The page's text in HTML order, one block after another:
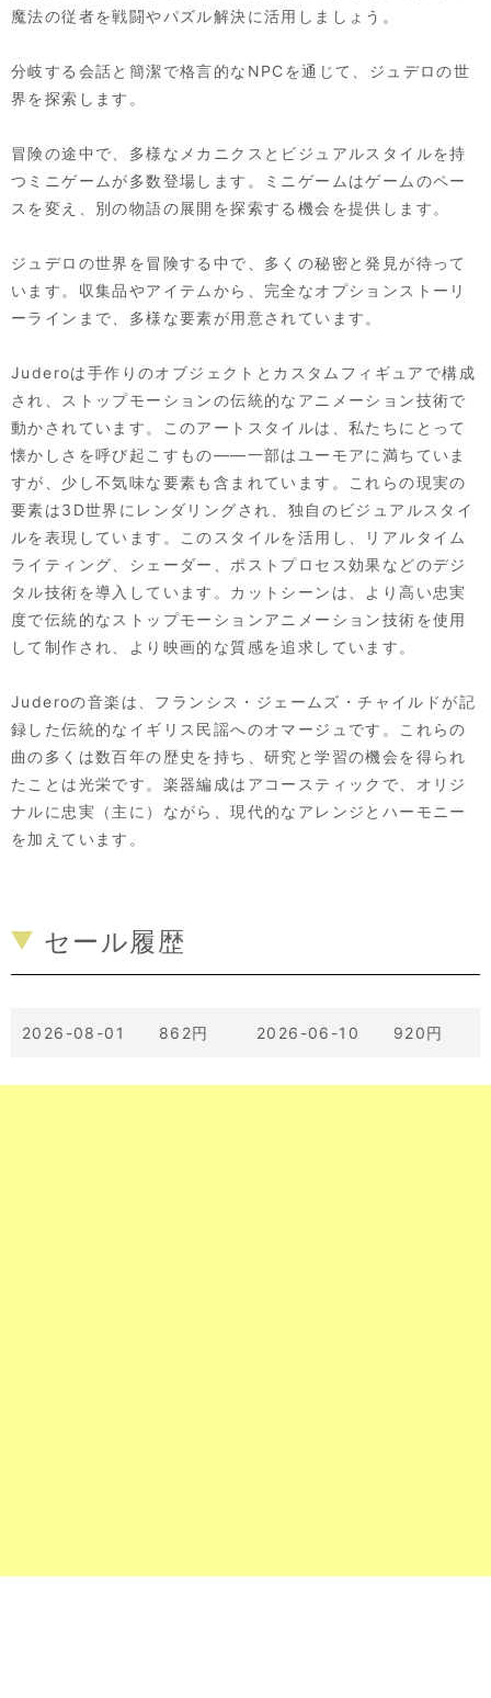
魔法の従者を戦闘やパズル解決に活用しましょう。
分岐する会話と簡潔で格言的なNPCを通じて、ジュデロの世
界を探索します。
冒険の途中で、多様なメカニクスとビジュアルスタイルを持
つミニゲームが多数登場します。ミニゲームはゲームのペー
スを変え、別の物語の展開を探索する機会を提供します。
ジュデロの世界を冒険する中で、多くの秘密と発見が待って
います。収集品やアイテムから、完全なオプションストーリ
ーラインまで、多様な要素が用意されています。
Juderoは手作りのオブジェクトとカスタムフィギュアで構成
され、ストップモーションの伝統的なアニメーション技術で
動かされています。このアートスタイルは、私たちにとって
懐かしさを呼び起こすもの——一部はユーモアに満ちていま
すが、少し不気味な要素も含まれています。これらの現実の
要素は3D世界にレンダリングされ、独自のビジュアルスタイ
ルを表現しています。このスタイルを活用し、リアルタイム
ライティング、シェーダー、ポストプロセス効果などのデジ
タル技術を導入しています。カットシーンは、より高い忠実
度で伝統的なストップモーションアニメーション技術を使用
して制作され、より映画的な質感を追求しています。
Juderoの音楽は、フランシス・ジェームズ・チャイルドが記
録した伝統的なイギリス民謡へのオマージュです。これらの
曲の多くは数百年の歴史を持ち、研究と学習の機会を得られ
たことは光栄です。楽器編成はアコースティックで、オリジ
ナルに忠実（主に）ながら、現代的なアレンジとハーモニー
を加えています。
セール履歴
2026-08-01 862円 2026-06-10 920円